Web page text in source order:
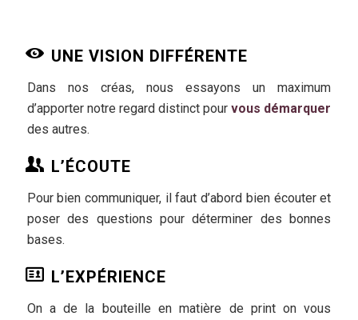
UNE VISION DIFFÉRENTE
Dans nos créas, nous essayons un maximum
d’apporter notre regard distinct pour vous démarquer
des autres.
L’ÉCOUTE
Pour bien communiquer, il faut d’abord bien écouter et
poser des questions pour déterminer des bonnes
bases.
L’EXPÉRIENCE
On a de la bouteille en matière de print on vous